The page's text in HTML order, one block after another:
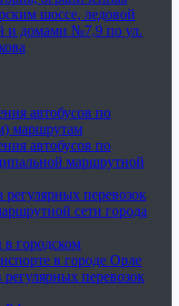
шоссе, ледовой
и домами №7,9 по ул.
автобусов по
маршрутам
автобусов по
маршрутной
перевозок
сети города
городском
в городе Орле
перевозок